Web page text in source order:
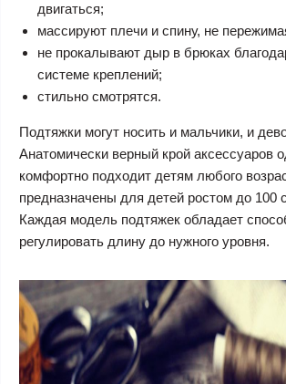
двигаться;
массируют плечи и спину, не
не прокалывают дыр в брюках
системе креплений;
стильно смотрятся.
Подтяжки могут носить и мальчики, и
Анатомически верный крой аксессуаров
комфортно подходит детям любого
предназначены для детей ростом до 100
Каждая модель подтяжек обладает
регулировать длину до нужного уровня.